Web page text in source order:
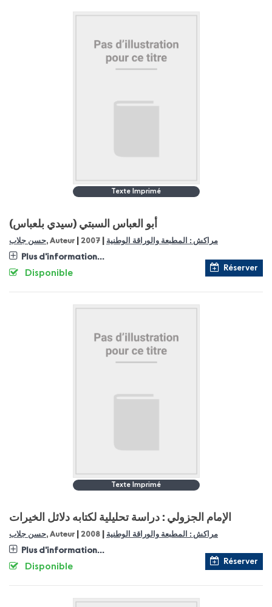
Texte Imprimé
(سيدي بلعباس) أبو العباس السبتي
حسن جلاب, Auteur مراكش : المطبعة والوراقة الوطنية 2007
Plus d'information...
Réserver
Disponible
Texte Imprimé
الإمام الجزولي : دراسة تحليلية لكتابه دلائل الخيرات
حسن جلاب, Auteur مراكش : المطبعة والوراقة الوطنية 2008
Plus d'information...
Réserver
Disponible